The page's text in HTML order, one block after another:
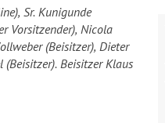
Sr. Kunigunde
Vorsitzender), Nicola
(Beisitzer), Dieter
(Beisitzer). Beisitzer Klaus